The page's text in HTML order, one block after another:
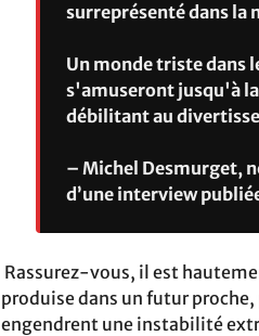
surreprésenté dans
Un monde triste dans
s'amuseront jusqu'à la
débilitant au
– Michel Desmurget,
d’une interview
Rassurez-vous, il est
produise dans un futur
engendrent une instabilité